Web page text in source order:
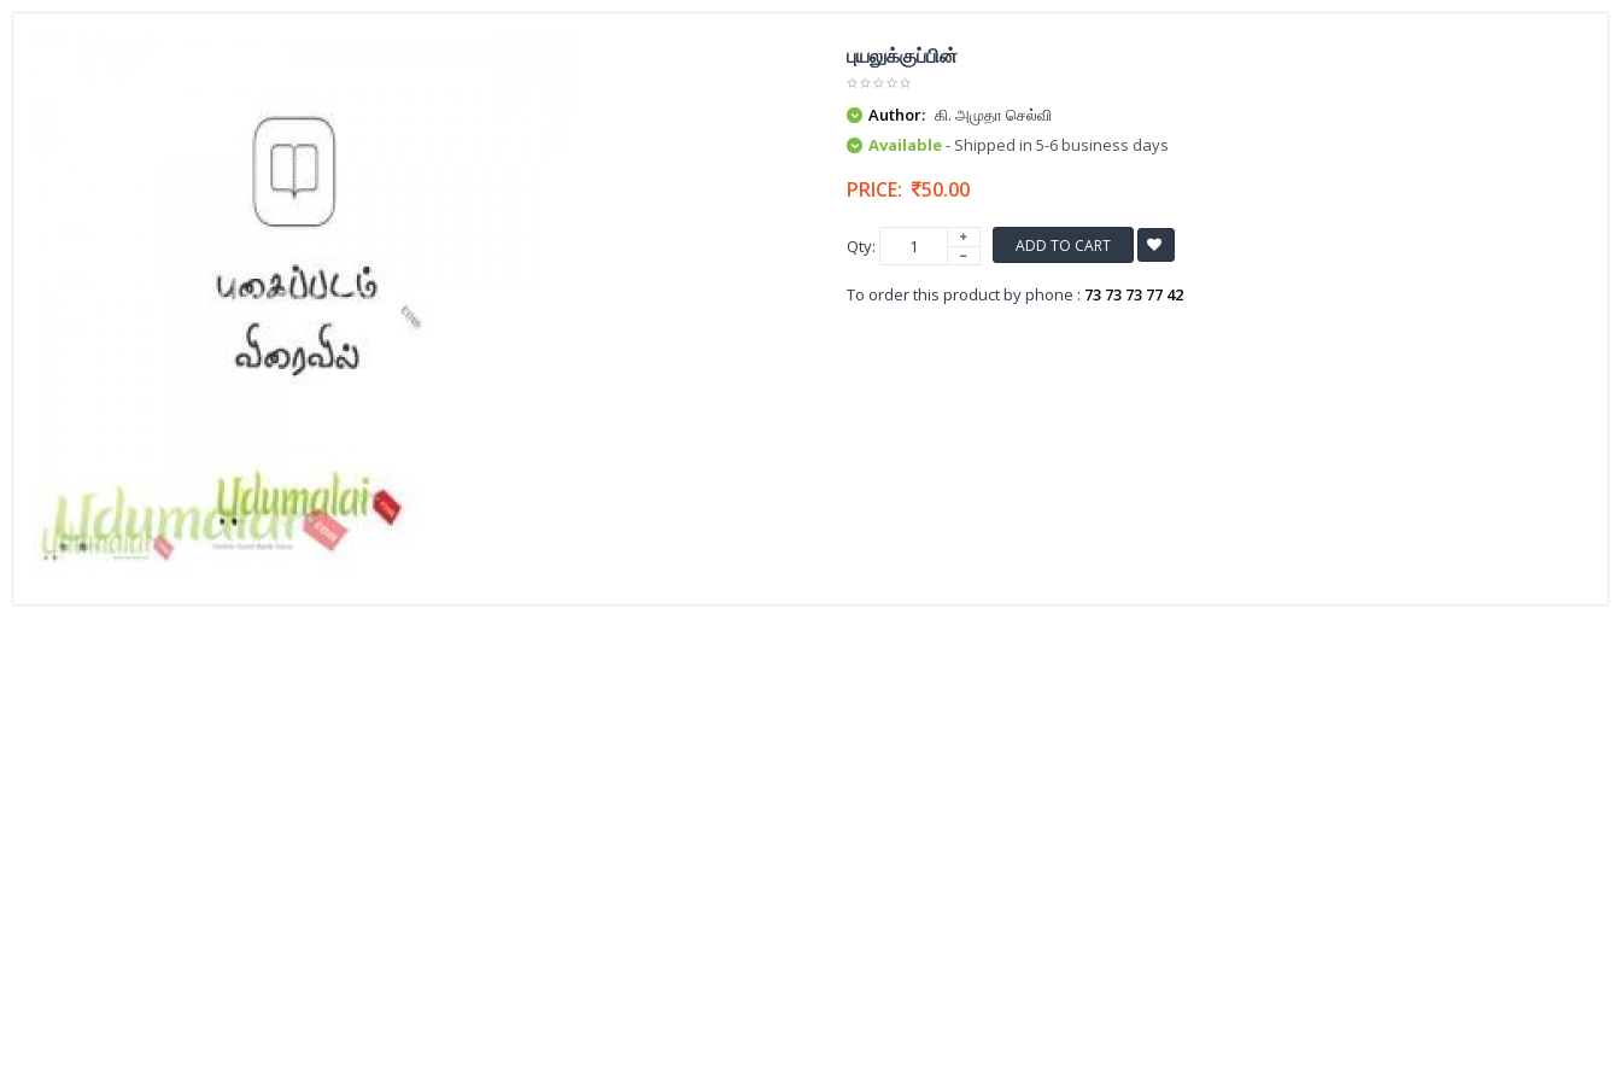
புயலுக்குப்பின்
Author: கி. அமுதா செல்வி
Available- Shipped in 5-6 business days
PRICE: 50.00
Qty: ADD TO CART
To order this product by phone : 73 73 73 77 42